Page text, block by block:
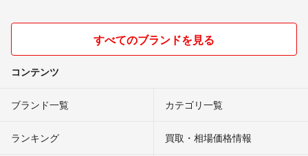
すべてのブランドを見る
コンテンツ
ブランド一覧 カテゴリ一覧
ランキング 買取・相場価格情報